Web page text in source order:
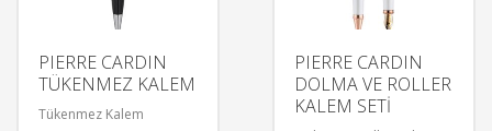
PIERRE CARDIN
TÜKENMEZ KALEM
Tükenmez Kalem
PIERRE CARDIN
DOLMA VE ROLLER
KALEM SETİ